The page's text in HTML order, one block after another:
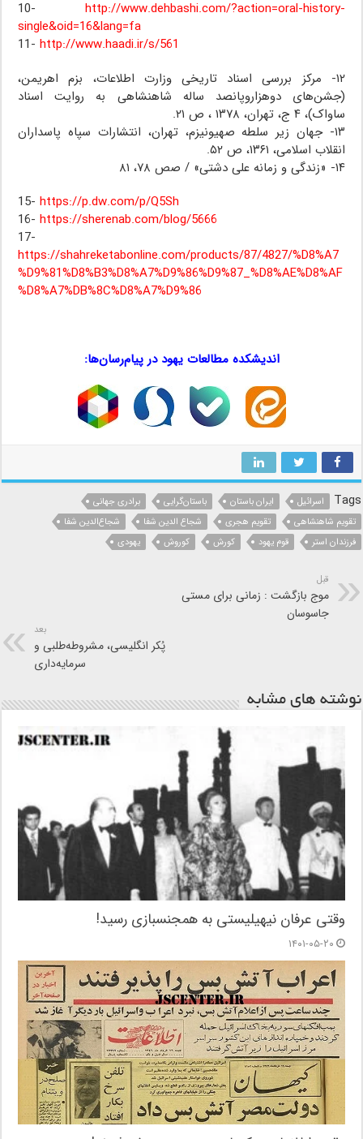
10- http://www.dehbashi.com/?action=oral-history-
single&oid=16&lang=fa
11-http://www.haadi.ir/s/561
۱۲- مرکز بررسی اسناد تاریخی وزارت اطلاعات، بزم اهریمن،
(جشن‌های دوهزاروپانصد ساله شاهنشاهی به روایت اسناد
ساواک)، ۴ ج، تهران، ۱۳۷۸ ، ص ۲۱.
۱۳- جهان زیر سلطه صهیونیزم، تهران، انتشارات سپاه پاسداران
انقلاب اسلامی، ۱۳۶۱، ص ۵۲.
۱۴- «زندگی و زمانه علی دشتی» / صص ۷۸، ۸۱
15-https://p.dw.com/p/Q5Sh
16-https://sherenab.com/blog/5666
17-
https://shahreketabonline.com/products/87/4827/%D8%A7
%D9%81%D8%B3%D8%A7%D9%86%D9%87_%D8%AE%D8%AF
%D8%A7%DB%8C%D8%A7%D9%86
اندیشکده مطالعات یهود در پیام‌رسان‌ها:
…
…
…
Tags اسرائیل ایران باستان باستان‌گرایی
برادری جهانی
تقویم شاهنشاهی
تقویم هجری شجاع الدین شفا
شجاع‌الدین شفا
فرزندان استر
قوم یهود کورش کوروش یهودی
قبل
موج بازگشت : زمانی برای مستی
جاسوسان
بعد
پُکر انگلیسی، مشروطه‌طلبی و
سرمایه‌داری
نوشته های مشابه
وقتی عرفان نیهیلیستی به همجنسبازی رسید!
۱۴۰۱-۰۵-۲۰